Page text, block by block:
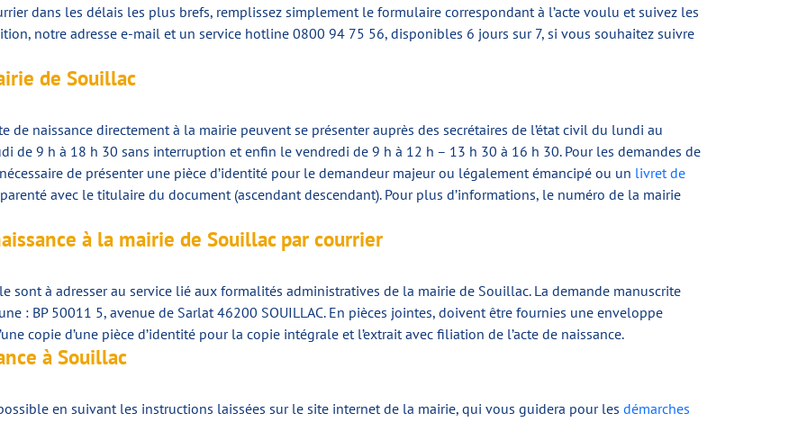
dans les délais les plus brefs, remplissez simplement le formulaire correspondant à l’acte voulu et suivez les
notre adresse e-mail et un service hotline 0800 94 75 56, disponibles 6 jours sur 7, si vous souhaitez suivre
de Souillac
de naissance directement à la mairie peuvent se présenter auprès des secrétaires de l’état civil du lundi au
de 9 h à 18 h 30 sans interruption et enfin le vendredi de 9 h à 12 h – 13 h 30 à 16 h 30. Pour les demandes de
de présenter une pièce d’identité pour le demandeur majeur ou légalement émancipé ou un livret de
avec le titulaire du document (ascendant descendant). Pour plus d’informations, le numéro de la mairie
à la mairie de Souillac par courrier
sont à adresser au service lié aux formalités administratives de la mairie de Souillac. La demande manuscrite
: BP 50011 5, avenue de Sarlat 46200 SOUILLAC. En pièces jointes, doivent être fournies une enveloppe
copie d’une pièce d’identité pour la copie intégrale et l’extrait avec filiation de l’acte de naissance.
à Souillac
en suivant les instructions laissées sur le site internet de la mairie, qui vous guidera pour les démarches